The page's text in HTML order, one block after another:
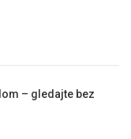
– gledajte bez